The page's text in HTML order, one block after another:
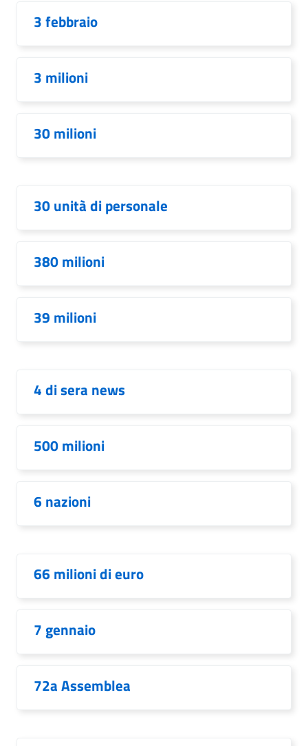
3 febbraio
3 milioni
30 milioni
30 unità di personale
380 milioni
39 milioni
4 di sera news
500 milioni
6 nazioni
66 milioni di euro
7 gennaio
72a Assemblea